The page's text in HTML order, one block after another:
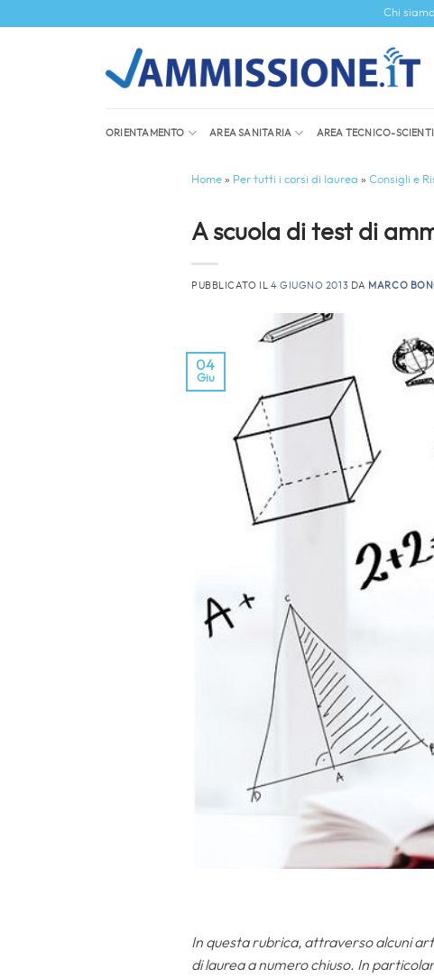
Chi siamo
ORIENTAMENTO AREA SANITARIA AREA TECNICO-
Home » Per tutti i corsi di laurea » Consigli e
A scuola di test di
PUBBLICATO IL 4 GIUGNO 2013 DA MARCO
04
Giu
In questa rubrica, attraverso alcuni
di laurea a numero chiuso. In